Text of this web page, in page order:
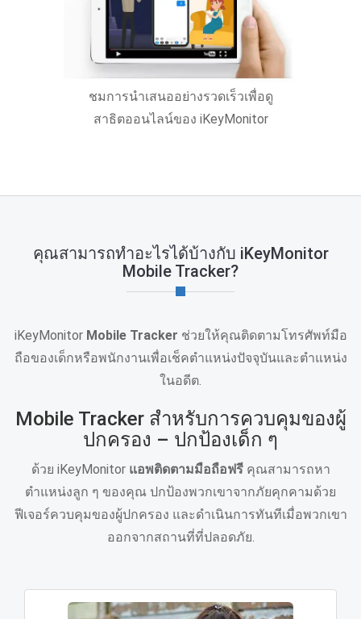
ชมการนำเสนออย่างรวดเร็วเพื่อดู
สาธิตออนไลน์ของ iKeyMonitor
คุณสามารถทำอะไรได้บ้างกับ iKeyMonitor
Mobile Tracker?
iKeyMonitor Mobile Tracker ช่วยให้คุณติดตามโทรศัพท์มือ
ถือของเด็กหรือพนักงานเพื่อเช็คตำแหน่งปัจจุบันและตำแหน่ง
ในอดีต.
Mobile Tracker สำหรับการควบคุมของผู้
ปกครอง – ปกป้องเด็ก ๆ
ด้วย iKeyMonitor แอพติดตามมือถือฟรีคุณสามารถหา
ตำแหน่งลูก ๆ ของคุณ ปกป้องพวกเขาจากภัยคุกคามด้วย
ฟีเจอร์ควบคุมของผู้ปกครอง และดำเนินการทันทีเมื่อพวกเขา
ออกจากสถานที่ที่ปลอดภัย.